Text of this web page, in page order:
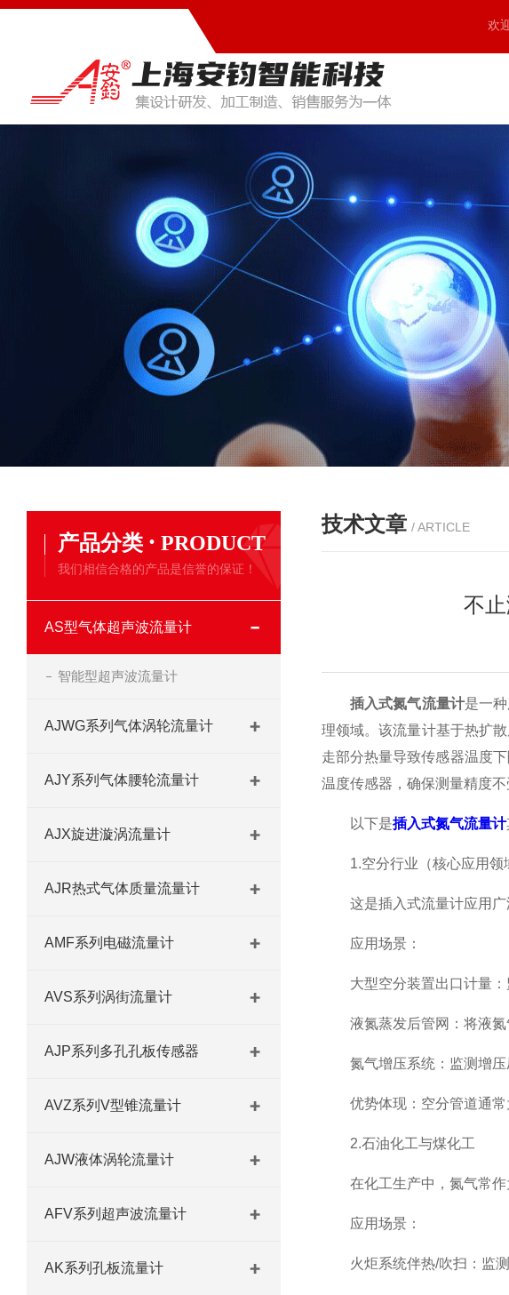
欢
产品分类 · PRODUCT
我们相信合格的产品是信誉的保证！
AS型气体超声波流量计
智能型超声波流量计
AJWG系列气体涡轮流量计
AJY系列气体腰轮流量计
AJX旋进漩涡流量计
AJR热式气体质量流量计
AMF系列电磁流量计
AVS系列涡街流量计
AJP系列多孔孔板传感器
AVZ系列V型锥流量计
AJW液体涡轮流量计
AFV系列超声波流量计
AK系列孔板流量计
技术文章 / ARTICLE
不
插入式氮气流量计是一
理领域。该流量计基于热扩
走部分热量导致传感器温度
温度传感器，确保测量精度不
以下是插入式氮气流量计
1.空分行业（核心应用领
这是插入式流量计应用广
应用场景：
大型空分装置出口计量：
液氮蒸发后管网：将液氮
氮气增压系统：监测增压
优势体现：空分管道通常
2.石油化工与煤化工
在化工生产中，氮气常作
应用场景：
火炬系统伴热/吹扫：监测